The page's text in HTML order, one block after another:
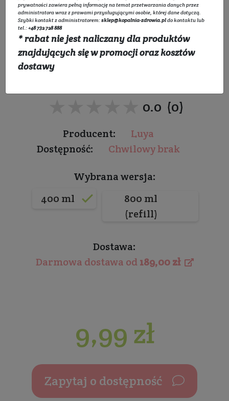
Mydło w płynie Mak z
Kakao LUYA
0.0 (0)
Producent:
Luya
Dostępność:
Chwilowy brak
Wybrana wersja:
400 ml
800 ml
(refill)
Dostawa:
Darmowa dostawa od189,00 zł
9,99 zł
Zapytaj o dostępność
prywatnościzawiera pełną informację na temat przetwarzania danych przez
administratora wraz z prawami przysługującymi osobie, której dane dotyczą.
Szybki kontakt z administratorem:sklep@kopalnia-zdrowia.pldo kontaktu lub
tel.:+48 732 728 888
* rabat nie jest naliczany dla produktów
znajdujących się w promocji oraz kosztów
dostawy